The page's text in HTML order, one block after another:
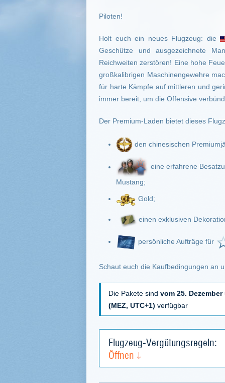
Piloten!
Holt euch ein neues Flugzeug: die
Geschütze und ausgezeichnete
Reichweiten zerstören! Eine hohe
großkalibrigen Maschinengewehre
für harte Kämpfe auf mittleren und
immer bereit, um die Offensive
Der Premium-Laden bietet dieses
den chinesischen
eine erfahrene
Mustang;
Gold;
einen exklusiven
persönliche Aufträge für
Schaut euch die Kaufbedingungen an
Die Pakete sind vom 25.
(MEZ, UTC+1) verfügbar
Flugzeug-Vergütungsregeln:
Öffnen